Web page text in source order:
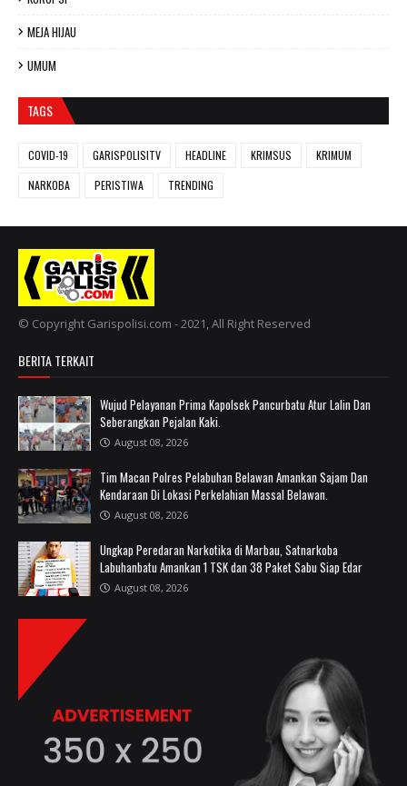
MEJA HIJAU
UMUM
TAGS
COVID-19 GARISPOLISITV HEADLINE KRIMSUS
KRIMUM
NARKOBA
PERISTIWA TRENDING
© Copyright Garispolisi.com - 2021, All Right Reserved
BERITA TERKAIT
Wujud Pelayanan Prima Kapolsek Pancurbatu Atur Lalin Dan
Seberangkan Pejalan Kaki.
August 08, 2026
Tim Macan Polres Pelabuhan Belawan Amankan Sajam Dan
Kendaraan Di Lokasi Perkelahian Massal Belawan.
August 08, 2026
Ungkap Peredaran Narkotika di Marbau, Satnarkoba
Labuhanbatu Amankan 1 TSK dan 38 Paket Sabu Siap Edar
August 08, 2026